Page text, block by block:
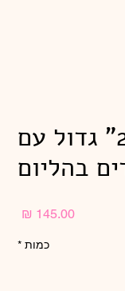
בלון שקוף 24" גדול עם
בהליום
כמות *